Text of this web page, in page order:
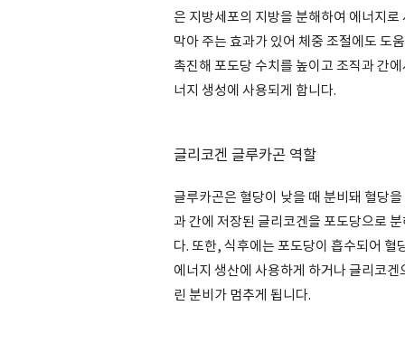
은 지방세포의 지방을 분해하여 에너지
막아 주는 효과가 있어 체중 조절에도 도
촉진해 포도당 수치를 높이고 조직과 간
너지 생성에 사용되게 합니다.
글리코겐 글루카곤 역할
글루카곤은 혈당이 낮을 때 분비돼 혈당
과 간에 저장된 글리코겐을 포도당으로
다. 또한, 식후에는 포도당이 흡수되어
에너지 생산에 사용하게 하거나 글리코
린 분비가 멈추게 됩니다.